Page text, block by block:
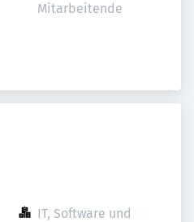
Mitarbeitende
IT, Software und